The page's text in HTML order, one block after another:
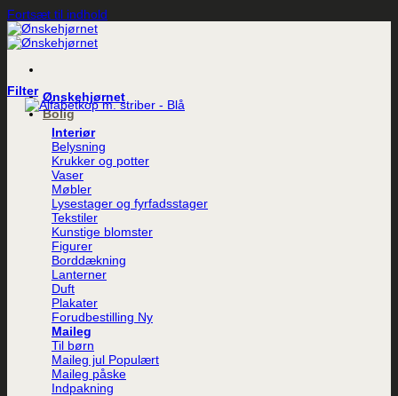
Fortsæt til indhold
Ønskehjørnet
Bolig
Interiør
Belysning
Krukker og potter
Vaser
Møbler
Lysestager og fyrfadsstager
Tekstiler
Kunstige blomster
Figurer
Borddækning
Lanterner
Duft
Plakater
Forudbestilling
Maileg
Til børn
Maileg jul
Maileg påske
Indpakning
Filter